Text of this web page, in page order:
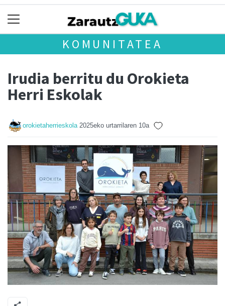
KOMUNITATEA
Irudia berritu du Orokieta
Herri Eskolak
orokietaherrieskola 2025eko urtarrilaren 10a